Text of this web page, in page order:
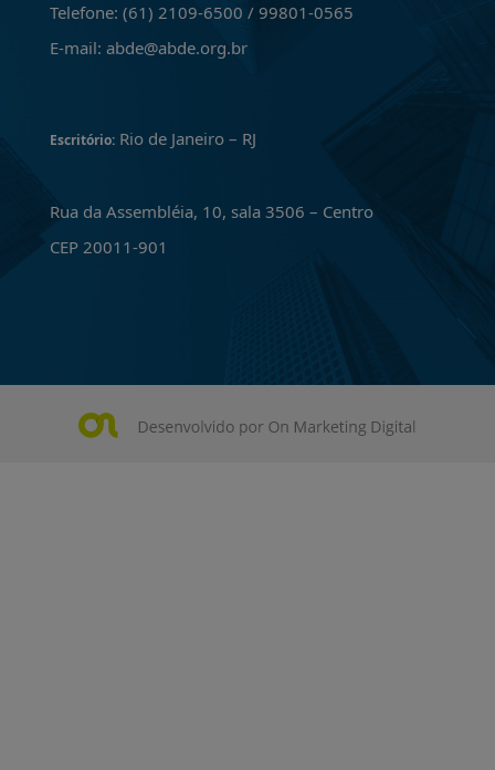
Telefone: (61) 2109-6500 / 99801-0565
E-mail: abde@abde.org.br
Escritório:Rio de Janeiro – RJ
Rua da Assembléia, 10, sala 3506 – Centro
CEP 20011-901